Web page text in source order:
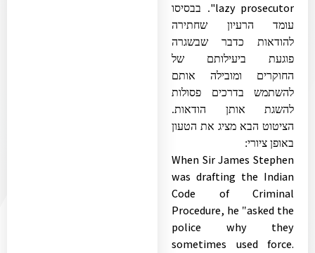
lazy prosecutor" . בבסיסו
עומד הרעיון שחתירה
להודאות כדבר שבשגרה
פוגעת ביעילותם של
החוקרים ומובילה אותם
להשתמש בדרכים פסולות
להשגת אותן הודאות.
הציטוט הבא מציג את הטעון
באופן ציורי:
When Sir James Stephen
was drafting the Indian
Code of Criminal
Procedure, he"asked the
police why they
sometimes used force.